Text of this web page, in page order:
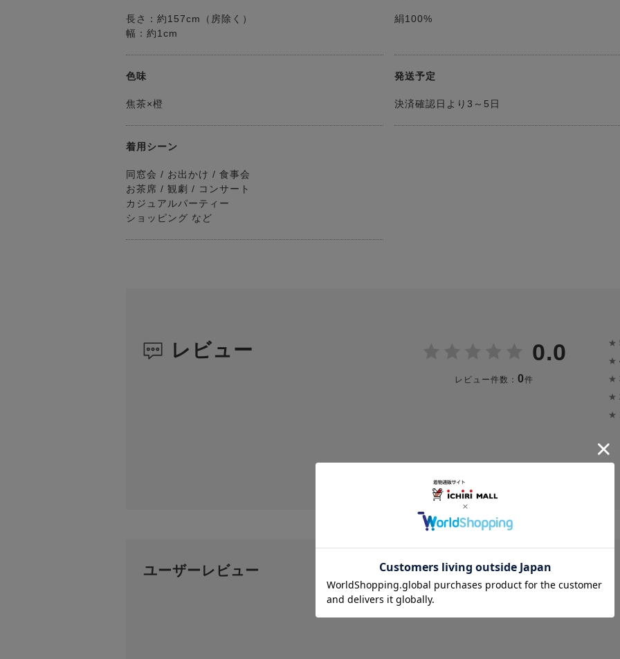
長さ：約157cm（房除く）
幅：約1cm
絹100%
色味
焦茶×橙
発送予定
決済確認日より3～5日
着用シーン
同窓会 / お出かけ / 食事会
お茶席 / 観劇 / コンサート
カジュアルパーティー
ショッピング など
レビュー 0.0
レビュー件数： 0件
★
★
★
★
★
ユーザーレビュー
レビューはありません。